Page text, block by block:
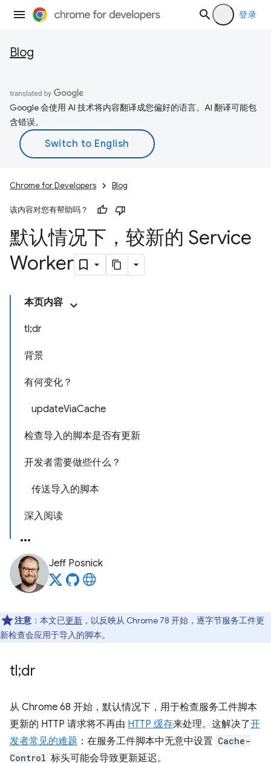
登录
Blog
Google 会使用 AI 技术将内容翻译成您偏好的语言。AI 翻译可能包
含错误。
Chrome for Developers Blog
该内容对您有帮助吗？
默认情况下，较新的 Service
Worker
本页内容
tl;dr
背景
有何变化？
updateViaCache
检查导入的脚本是否有更新
开发者需要做些什么？
传送导入的脚本
深入阅读
Jeff Posnick
注意 ：本文已更新 ，以反映从 Chrome 78 开始，逐字节服务工件更
新检查会应用于导入的脚本。
tl;dr
从 Chrome 68 开始，默认情况下，用于检查服务工件脚本
更新的 HTTP 请求将不再由 HTTP 缓存来处理。这解决了开
发者常见的难题 ：在服务工件脚本中无意中设置 Cache-
Control 标头可能会导致更新延迟。